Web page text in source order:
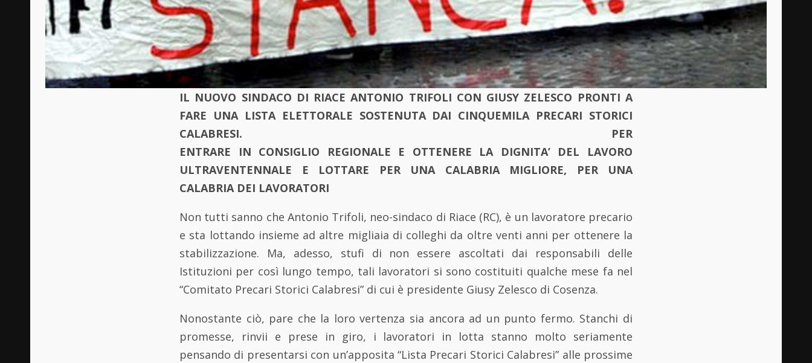
IL NUOVO SINDACO DI RIACE ANTONIO TRIFOLI CON GIUSY ZELESCO PRONTI A
FARE UNA LISTA ELETTORALE SOSTENUTA DAI CINQUEMILA PRECARI STORICI
CALABRESI. PER
ENTRARE IN CONSIGLIO REGIONALE E OTTENERE LA DIGNITA’ DEL LAVORO
ULTRAVENTENNALE E LOTTARE PER UNA CALABRIA MIGLIORE, PER UNA
CALABRIA DEI LAVORATORI
Non tutti sanno che Antonio Trifoli, neo-sindaco di Riace (RC), è un lavoratore precario
e sta lottando insieme ad altre migliaia di colleghi da oltre venti anni per ottenere la
stabilizzazione. Ma, adesso, stufi di non essere ascoltati dai responsabili delle
Istituzioni per così lungo tempo, tali lavoratori si sono costituiti qualche mese fa nel
“Comitato Precari Storici Calabresi” di cui è presidente Giusy Zelesco di Cosenza.
Nonostante ciò, pare che la loro vertenza sia ancora ad un punto fermo. Stanchi di
promesse, rinvii e prese in giro, i lavoratori in lotta stanno molto seriamente
pensando di presentarsi con un’apposita “Lista Precari Storici Calabresi” alle prossime